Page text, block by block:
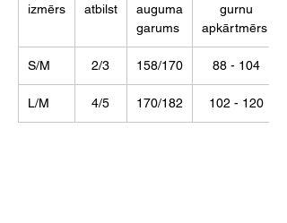
izmērs atbilst
auguma
garums
gurnu
apkārtmērs
S/M 2/3 158/170 88 - 104
L/M 4/5 170/182 102 - 120